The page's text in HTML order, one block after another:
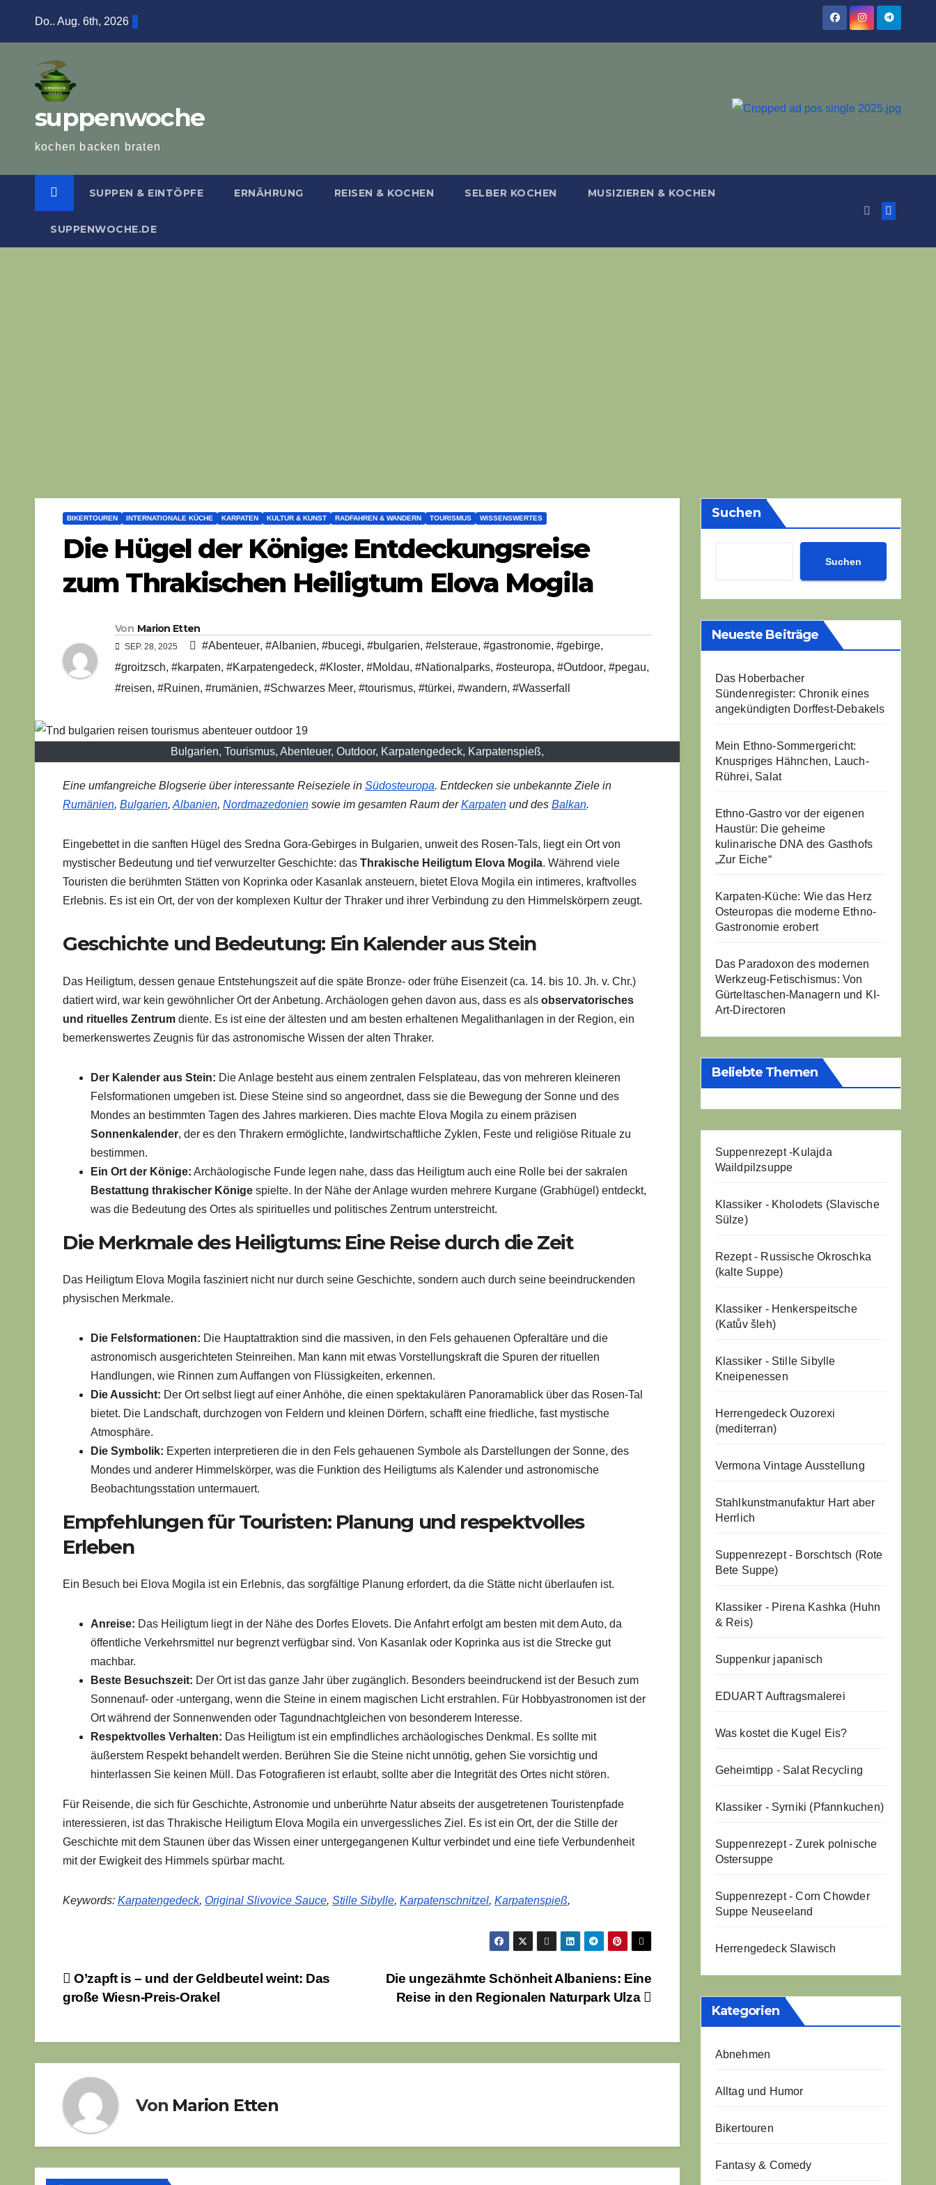
Do.. Aug. 6th, 2026
suppenwoche
kochen backen braten
SUPPEN & EINTÖPFE ERNÄHRUNG REISEN & KOCHEN SELBER KOCHEN MUSIZIEREN & KOCHEN
SUPPENWOCHE.DE
BIKERTOUREN INTERNATIONALE KÜCHE KARPATEN KULTUR & KUNST RADFAHREN & WANDERN TOURISMUS WISSENSWERTES
Die Hügel der Könige: Entdeckungsreise
zum Thrakischen Heiligtum Elova Mogila
Von Marion Etten
SEP. 28, 2025 #Abenteuer, #Albanien, #bucegi, #bulgarien, #elsteraue, #gastronomie, #gebirge,
#groitzsch, #karpaten, #Karpatengedeck, #Kloster, #Moldau, #Nationalparks, #osteuropa, #Outdoor, #pegau,
#reisen, #Ruinen, #rumänien, #Schwarzes Meer, #tourismus, #türkei, #wandern, #Wasserfall
Bulgarien, Tourismus, Abenteuer, Outdoor, Karpatengedeck, Karpatenspieß,
Eine umfangreiche Blogserie über interessante Reiseziele in Südosteuropa. Entdecken sie unbekannte Ziele in
Rumänien, Bulgarien, Albanien, Nordmazedonien sowie im gesamten Raum derKarpaten und des Balkan.
Eingebettet in die sanften Hügel des Sredna Gora-Gebirges in Bulgarien, unweit des Rosen-Tals, liegt ein Ort von
mystischer Bedeutung und tief verwurzelter Geschichte: das Thrakische Heiligtum Elova Mogila. Während viele
Touristen die berühmten Stätten von Koprinka oder Kasanlak ansteuern, bietet Elova Mogila ein intimeres, kraftvolles
Erlebnis. Es ist ein Ort, der von der komplexen Kultur der Thraker und ihrer Verbindung zu den Himmelskörpern zeugt.
Geschichte und Bedeutung: Ein Kalender aus Stein
Das Heiligtum, dessen genaue Entstehungszeit auf die späte Bronze- oder frühe Eisenzeit (ca. 14. bis 10. Jh. v. Chr.)
datiert wird, war kein gewöhnlicher Ort der Anbetung. Archäologen gehen davon aus, dass es als observatorisches
und rituelles Zentrum diente. Es ist eine der ältesten und am besten erhaltenen Megalithanlagen in der Region, ein
bemerkenswertes Zeugnis für das astronomische Wissen der alten Thraker.
Der Kalender aus Stein: Die Anlage besteht aus einem zentralen Felsplateau, das von mehreren kleineren
Felsformationen umgeben ist. Diese Steine sind so angeordnet, dass sie die Bewegung der Sonne und des
Mondes an bestimmten Tagen des Jahres markieren. Dies machte Elova Mogila zu einem präzisen
Sonnenkalender, der es den Thrakern ermöglichte, landwirtschaftliche Zyklen, Feste und religiöse Rituale zu
bestimmen.
Ein Ort der Könige: Archäologische Funde legen nahe, dass das Heiligtum auch eine Rolle bei der sakralen
Bestattung thrakischer Könige spielte. In der Nähe der Anlage wurden mehrere Kurgane (Grabhügel) entdeckt,
was die Bedeutung des Ortes als spirituelles und politisches Zentrum unterstreicht.
Die Merkmale des Heiligtums: Eine Reise durch die Zeit
Das Heiligtum Elova Mogila fasziniert nicht nur durch seine Geschichte, sondern auch durch seine beeindruckenden
physischen Merkmale.
Die Felsformationen: Die Hauptattraktion sind die massiven, in den Fels gehauenen Opferaltäre und die
astronomisch ausgerichteten Steinreihen. Man kann mit etwas Vorstellungskraft die Spuren der rituellen
Handlungen, wie Rinnen zum Auffangen von Flüssigkeiten, erkennen.
Die Aussicht: Der Ort selbst liegt auf einer Anhöhe, die einen spektakulären Panoramablick über das Rosen-Tal
bietet. Die Landschaft, durchzogen von Feldern und kleinen Dörfern, schafft eine friedliche, fast mystische
Atmosphäre.
Die Symbolik: Experten interpretieren die in den Fels gehauenen Symbole als Darstellungen der Sonne, des
Mondes und anderer Himmelskörper, was die Funktion des Heiligtums als Kalender und astronomische
Beobachtungsstation untermauert.
Empfehlungen für Touristen: Planung und respektvolles
Erleben
Ein Besuch bei Elova Mogila ist ein Erlebnis, das sorgfältige Planung erfordert, da die Stätte nicht überlaufen ist.
Anreise: Das Heiligtum liegt in der Nähe des Dorfes Elovets. Die Anfahrt erfolgt am besten mit dem Auto, da
öffentliche Verkehrsmittel nur begrenzt verfügbar sind. Von Kasanlak oder Koprinka aus ist die Strecke gut
machbar.
Beste Besuchszeit: Der Ort ist das ganze Jahr über zugänglich. Besonders beeindruckend ist der Besuch zum
Sonnenauf- oder -untergang, wenn die Steine in einem magischen Licht erstrahlen. Für Hobbyastronomen ist der
Ort während der Sonnenwenden oder Tagundnachtgleichen von besonderem Interesse.
Respektvolles Verhalten: Das Heiligtum ist ein empfindliches archäologisches Denkmal. Es sollte mit
äußerstem Respekt behandelt werden. Berühren Sie die Steine nicht unnötig, gehen Sie vorsichtig und
hinterlassen Sie keinen Müll. Das Fotografieren ist erlaubt, sollte aber die Integrität des Ortes nicht stören.
Für Reisende, die sich für Geschichte, Astronomie und unberührte Natur abseits der ausgetretenen Touristenpfade
interessieren, ist das Thrakische Heiligtum Elova Mogila ein unvergessliches Ziel. Es ist ein Ort, der die Stille der
Geschichte mit dem Staunen über das Wissen einer untergegangenen Kultur verbindet und eine tiefe Verbundenheit
mit der Ewigkeit des Himmels spürbar macht.
Keywords: Karpatengedeck, Original Slivovice Sauce, Stille Sibylle, Karpatenschnitzel, Karpatenspieß,
Beitragsnavigation
Die ungezähmte Schönheit Albaniens: Eine
Reise in den Regionalen Naturpark Ulza
O’zapft is – und der Geldbeutel weint: Das
große Wiesn-Preis-Orakel
Von Marion Etten
Suchen
Suchen
Neueste Beiträge
Das Hoberbacher
Sündenregister: Chronik eines
angekündigten Dorffest-Debakels
Mein Ethno-Sommergericht:
Knuspriges Hähnchen, Lauch-
Rührei, Salat
Ethno-Gastro vor der eigenen
Haustür: Die geheime
kulinarische DNA des Gasthofs
„Zur Eiche“
Karpaten-Küche: Wie das Herz
Osteuropas die moderne Ethno-
Gastronomie erobert
Das Paradoxon des modernen
Werkzeug-Fetischismus: Von
Gürteltaschen-Managern und KI-
Art-Directoren
Beliebte Themen
Suppenrezept -Kulajda
Waildpilzsuppe
Klassiker - Kholodets (Slavische
Sülze)
Rezept - Russische Okroschka
(kalte Suppe)
Klassiker - Henkerspeitsche
(Katův šleh)
Klassiker - Stille Sibylle
Kneipenessen
Herrengedeck Ouzorexi
(mediterran)
Vermona Vintage Ausstellung
Stahlkunstmanufaktur Hart aber
Herrlich
Suppenrezept - Borschtsch (Rote
Bete Suppe)
Klassiker - Pirena Kashka (Huhn
& Reis)
Suppenkur japanisch
EDUART Auftragsmalerei
Was kostet die Kugel Eis?
Geheimtipp - Salat Recycling
Klassiker - Syrniki (Pfannkuchen)
Suppenrezept - Zurek polnische
Ostersuppe
Suppenrezept - Corn Chowder
Suppe Neuseeland
Herrengedeck Slawisch
Kategorien
Abnehmen
Alltag und Humor
Bikertouren
Fantasy & Comedy